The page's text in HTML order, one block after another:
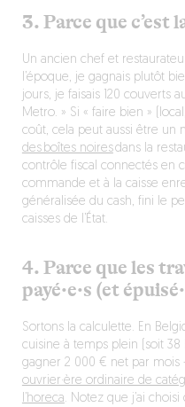
3. Parce que c’est
Un ancien chef et
l’époque, je gagnais plutôt
jours, je faisais 120 couverts
Metro. » Si « faire bien »
coût, cela peut aussi être un
des boîtes noiresdans la
contrôle fiscal connectés en
commande et à la caisse
généralisée du cash, fini le
caisses de l’État.
4. Parce que les
payé·e·s (et
Sortons la calculette. En
cuisine à temps plein (soit
gagner 2 000 € net par
ouvrier·ère ordinaire de
l’horeca. Notez que j’ai